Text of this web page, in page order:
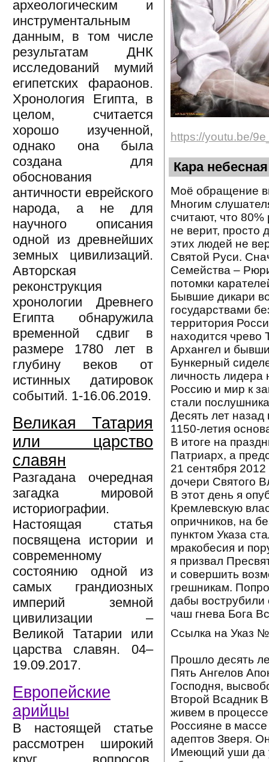
археологическим и
инструментальным
данным, в том числе
результатам ДНК
исследований мумий
египетских фараонов.
Хронология Египта, в
целом, считается
хорошо изученной,
однако она была
создана для
обоснования
античности еврейского
народа, а не для
научного описания
одной из древнейших
земных цивилизаций.
Авторская
реконструкция
хронологии Древнего
Египта обнаружила
временной сдвиг в
размере 1780 лет в
глубину веков от
истинных датировок
событий. 1-16.06.2019.
Великая Татария
или царство
славян
Разгадана очередная
загадка мировой
историографии.
Настоящая статья
посвящена истории и
современному
состоянию одной из
самых грандиозных
империй земной
цивилизации –
Великой Татарии или
царства славян. 04–
19.09.2017.
Европейские
арийцы
В настоящей статье
рассмотрен широкий
https://youtu.be/
Кара небесная
Моё обращение
Многим
считают, что
не верит, просто
этих людей не
Святой Руси.
Семейства –
потомки
Бывшие дикари
государствами
территория
находится чрево
Архангел и
Бункерный
личность лидера
Россию и мир к
стали
Десять лет
1150-летия
В итоге на
Патриарх, а
21 сентября
дочери Святого
В этот день я
Кремлевскую
опричников, на
пунктом Указа
мракобесия и
я призвал
и совершить
грешникам.
дабы вострубили
чаш гнева Бога
Ссылка на Указ
Прошло десять
Пять Ангелов
Господня,
Второй Всадник
живем в
Россияне в
адептов Зверя.
Имеющий уши да